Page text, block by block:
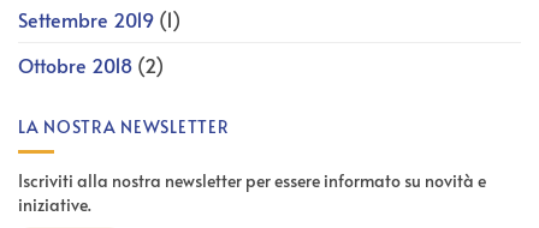
Settembre 2019 (1)
Ottobre 2018 (2)
LA NOSTRA NEWSLETTER
Iscriviti alla nostra newsletter per essere informato su novità e
iniziative.